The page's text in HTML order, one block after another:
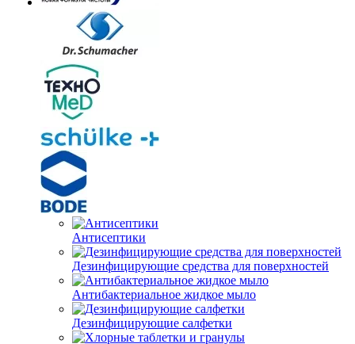
Антисептики
Дезинфицирующие средства для поверхностей
Антибактериальное жидкое мыло
Дезинфицирующие салфетки